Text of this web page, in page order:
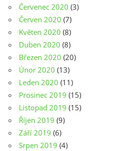
Červenec 2020 (3)
Červen 2020 (7)
Květen 2020 (8)
Duben 2020 (8)
Březen 2020 (20)
Únor 2020 (13)
Leden 2020 (11)
Prosinec 2019 (15)
Listopad 2019 (15)
Říjen 2019 (9)
Září 2019 (6)
Srpen 2019 (4)